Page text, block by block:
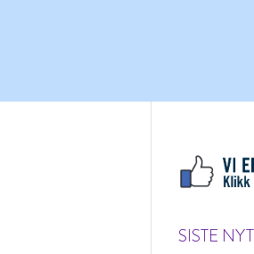
SISTE